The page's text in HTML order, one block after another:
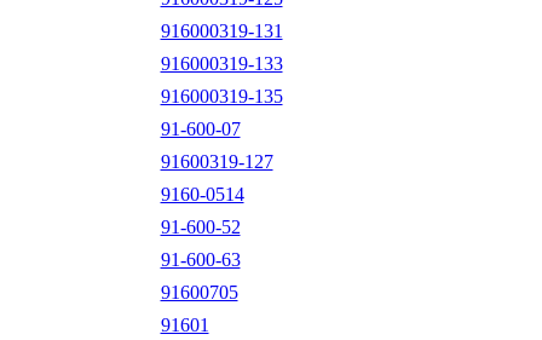
916000319-131
916000319-133
916000319-135
91-600-07
91600319-127
9160-0514
91-600-52
91-600-63
91600705
91601